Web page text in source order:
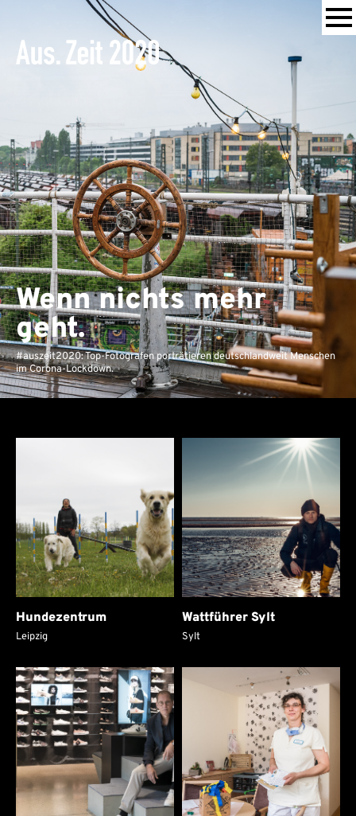
Wenn nichts mehr
geht.
#auszeit2020: Top-Fotografen porträtieren deutschlandweit Menschen
im Corona-Lockdown.
Hundezentrum
Leipzig
Wattführer Sylt
Sylt